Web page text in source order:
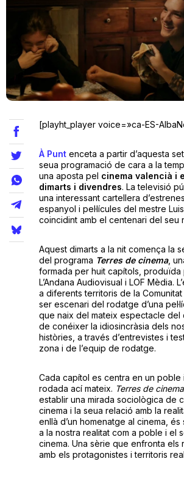
Teatre
Internet
Llibres
La Llista
Llocs
[playht_player voice=»ca-ES-
À Puntenceta a partir d’aquesta
seua programació de cara a la
una aposta pel cinema valencià i
dimarts i divendres. La televisió
una interessant cartellera
espanyol i pel·lícules del mestre
coincidint amb el centenari del seu
Aquest dimarts a la nit comença la
del programa Terres de cinema,
formada per huit capítols, produïda
L’Andana Audiovisual i LOF Mèdia.
a diferents territoris de la
ser escenari del rodatge d’una
que naix del mateix espectacle del
de conéixer la idiosincràsia dels
històries, a través d’entrevistes i
zona i de l’equip de rodatge.
Cada capítol es centra en un poble i
rodada ací mateix. Terres de cinema
establir una mirada sociològica de
cinema i la seua relació amb la
enllà d’un homenatge al cinema,
a la nostra realitat com a poble i el
cinema. Una sèrie que enfronta els
amb els protagonistes i territoris